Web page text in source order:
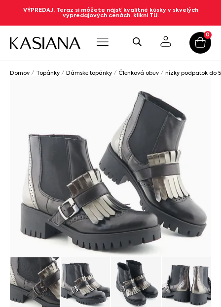
VÝPREDAJ, Teraz si môžete nájsť kvalitné kúsky v skvelých
výpredajových cenách. klikni TU.
0
Domov / Topánky / Dámske topánky / Členková obuv / nízky podpätok do